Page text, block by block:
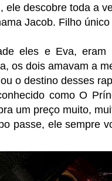
ele descobre toda a
Jacob. Filho
eles e Eva, eram
os dois amavam a
o destino desses
como O
um preço muito,
passe, ele sempre